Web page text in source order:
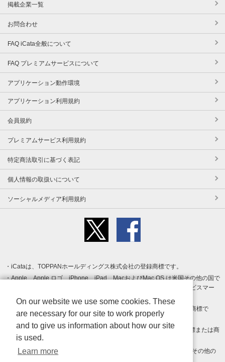
掲載企業一覧
お問合わせ
FAQ iCata全般について
FAQ プレミアムサービスについて
アプリケーション動作環境
アプリケーション利用規約
会員規約
プレミアムサービス利用規約
特定商法取引に基づく表記
個人情報の取扱いについて
ソーシャルメディア利用規約
iCataは、TOPPANホールディングス株式会社の登録商標です。
Apple、Apple ロゴ、iPhone、iPad、MacおよびMac OS は米国その他の国で
登録された Apple Inc. の商標です。App Store は Apple Inc. のサービスマー
クです。
Android、Google Play および Google Play ロゴ は Google LLC の商標で
す。
Windows は Microsoft Inc.の米国およびその他の国における登録商標または商
標です。
Adobe、Adobe Reader、Adobe PDF は、Adobe Inc.の米国およびその他の
On our website we use some cookies. These
are necessary for our site to work properly
and to give us information about how our site
is used.
Learn more